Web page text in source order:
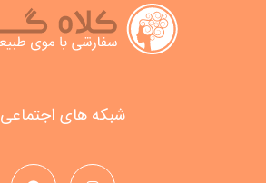
شبکه های اجتماعی